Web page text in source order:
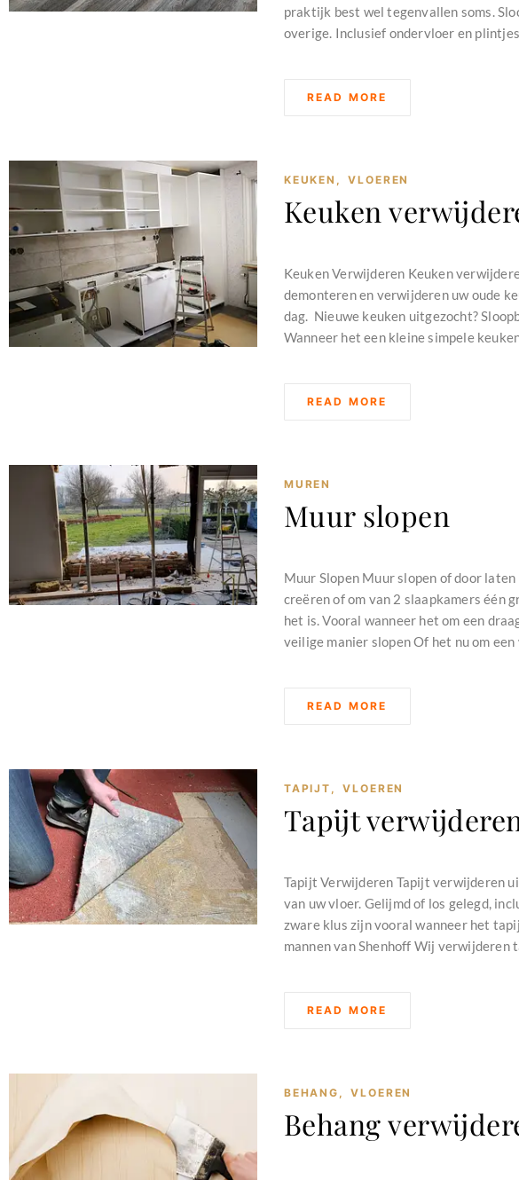
praktijk best wel tegenvallen soms.
overige. Inclusief ondervloer en
READ MORE
KEUKEN , VLOEREN
Keuken
Keuken Verwijderen Keuken
demonteren en verwijderen uw oude
dag. Nieuwe keuken uitgezocht?
Wanneer het een kleine simpele
READ MORE
MUREN
Muur slopen
Muur Slopen Muur slopen of door
creëren of om van 2 slaapkamers één
het is. Vooral wanneer het om een
veilige manier slopen Of het nu om een
READ MORE
TAPIJT , VLOEREN
Tapijt
Tapijt Verwijderen Tapijt verwijderen
van uw vloer. Gelijmd of los gelegd,
zware klus zijn vooral wanneer het
mannen van Shenhoff Wij verwijderen
READ MORE
BEHANG , VLOEREN
Behang